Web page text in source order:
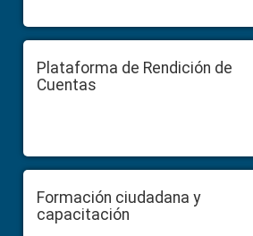
Plataforma de Rendición de
Cuentas
Formación ciudadana y
capacitación